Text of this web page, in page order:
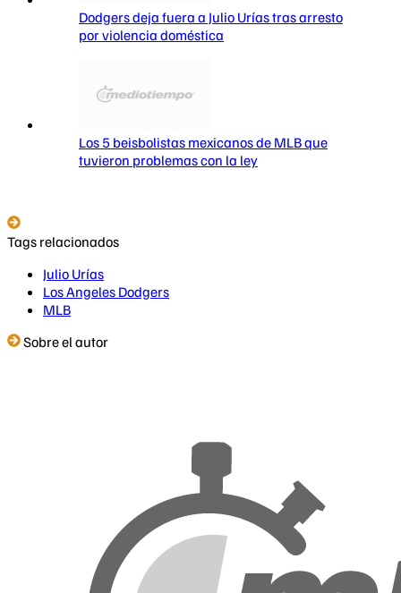
Dodgers deja fuera a Julio Urías tras arresto
por violencia doméstica
Los 5 beisbolistas mexicanos de MLB que
tuvieron problemas con la ley
Tags relacionados
Julio Urías
Los Angeles Dodgers
MLB
Sobre el autor